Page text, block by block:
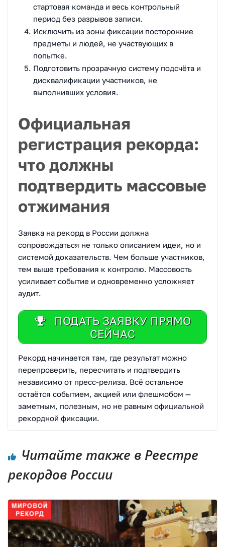
стартовая команда и весь контрольный
период без разрывов записи.
Исключить из зоны фиксации посторонние
предметы и людей, не участвующих в
попытке.
Подготовить прозрачную систему подсчёта и
дисквалификации участников, не
выполнивших условия.
Официальная
регистрация рекорда:
что должны
подтвердить массовые
отжимания
Заявка на рекорд в России должна
сопровождаться не только описанием идеи, но и
системой доказательств. Чем больше участников,
тем выше требования к контролю. Массовость
усиливает событие и одновременно усложняет
аудит.
ПОДАТЬ ЗАЯВКУ ПРЯМО
СЕЙЧАС
Рекорд начинается там, где результат можно
перепроверить, пересчитать и подтвердить
независимо от пресс-релиза. Всё остальное
остаётся событием, акцией или флешмобом —
заметным, полезным, но не равным официальной
рекордной фиксации.
Читайте также в Реестре
рекордов России